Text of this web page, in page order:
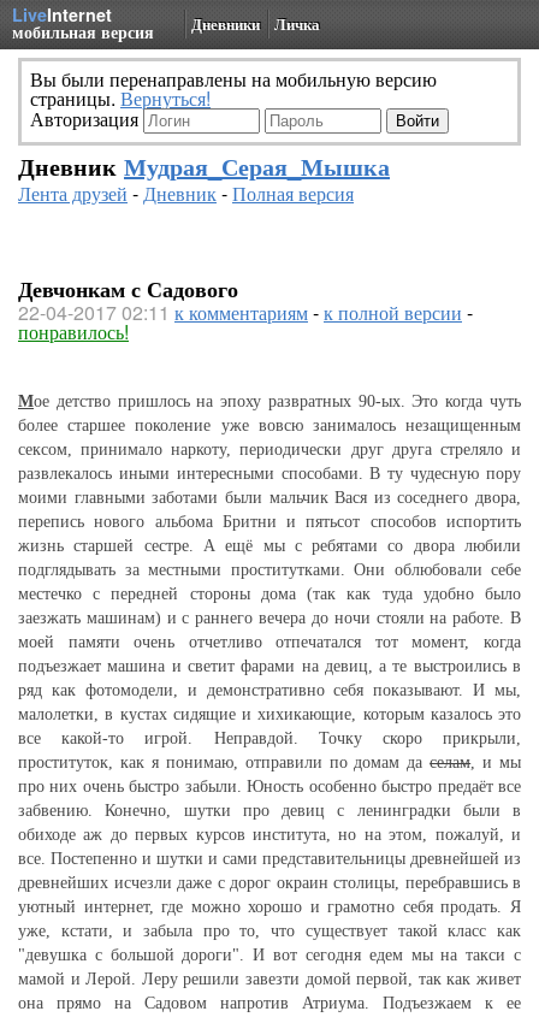
LiveInternet
мобильная версия Дневники Личка
Вы были перенаправлены на мобильную версию
страницы. Вернуться!
Авторизация
Дневник Мудрая_Серая_Мышка
Лента друзей -Дневник-Полная версия
Девчонкам с Садового
22-04-2017 02:11 к комментариям-к полной версии -
понравилось!
Мое детство пришлось на эпоху развратных 90-ых. Это когда чуть
более старшее поколение уже вовсю занималось незащищенным
сексом, принимало наркоту, периодически друг друга стреляло и
развлекалось иными интересными способами. В ту чудесную пору
моими главными заботами были мальчик Вася из соседнего двора,
перепись нового альбома Бритни и пятьсот способов испортить
жизнь старшей сестре. А ещё мы с ребятами со двора любили
подглядывать за местными проститутками. Они облюбовали себе
местечко с передней стороны дома (так как туда удобно было
заезжать машинам) и с раннего вечера до ночи стояли на работе. В
моей памяти очень отчетливо отпечатался тот момент, когда
подъезжает машина и светит фарами на девиц, а те выстроились в
ряд как фотомодели, и демонстративно себя показывают. И мы,
малолетки, в кустах сидящие и хихикающие, которым казалось это
все какой-то игрой. Неправдой. Точку скоро прикрыли,
проституток, как я понимаю, отправили по домам даселам, и мы
про них очень быстро забыли. Юность особенно быстро предаёт все
забвению. Конечно, шутки про девиц с ленинградки были в
обиходе аж до первых курсов института, но на этом, пожалуй, и
все. Постепенно и шутки и сами представительницы древнейшей из
древнейших исчезли даже с дорог окраин столицы, перебравшись в
уютный интернет, где можно хорошо и грамотно себя продать. Я
уже, кстати, и забыла про то, что существует такой класс как
"девушка с большой дороги". И вот сегодня едем мы на такси с
мамой и Лерой. Леру решили завезти домой первой, так как живет
она прямо на Садовом напротив Атриума. Подъезжаем к ее